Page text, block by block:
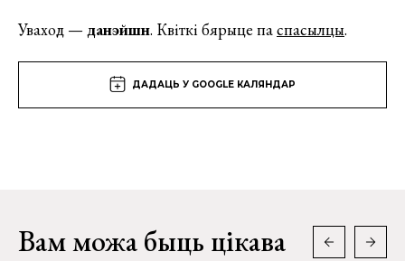
Уваход — данэйшн. Квіткі бярыце паспасылцы.
ДАДАЦЬ У GOOGLE КАЛЯНДАР
Вам можа быць цікава